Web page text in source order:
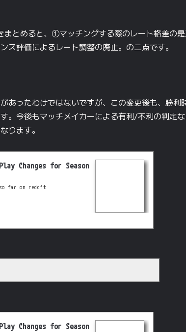
まとめると、①マッチングする際のレート格差の
ス評価によるレート調整の廃止。の二点です。
あったわけではないですが、この変更後も、勝利
。今後もマッチメイカーによる有利/不利の判定
ります。
Changes for Season
so far on reddit
Changes for Season